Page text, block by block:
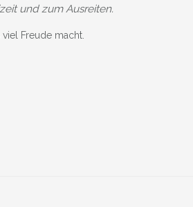
und zum Ausreiten.
Freude macht.